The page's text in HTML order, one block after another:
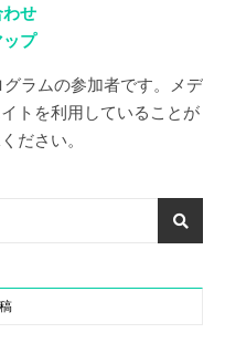
せ
プ
ラムの参加者です。メデ
トを利用していることが
ださい。